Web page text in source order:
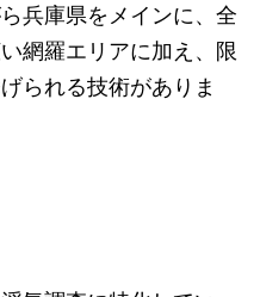
兵庫県をメインに、全
網羅エリアに加え、限
られる技術がありま